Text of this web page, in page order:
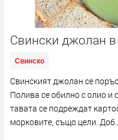
Свински джолан в
Свинско
Свинският джолан се
Полива се обилно с олио и
тавата се подреждат
морковите, също цели.